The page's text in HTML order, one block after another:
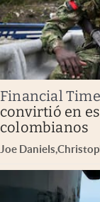
Financial
convirtió en
colombianos
Joe Daniels,